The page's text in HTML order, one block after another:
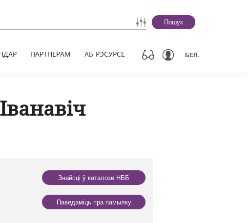
Пошук
ПАРТНЁРАМ АБ РЭСУРСЕ БЕЛ.
Знайсці ў каталозе НББ
Паведаміць пра памылку